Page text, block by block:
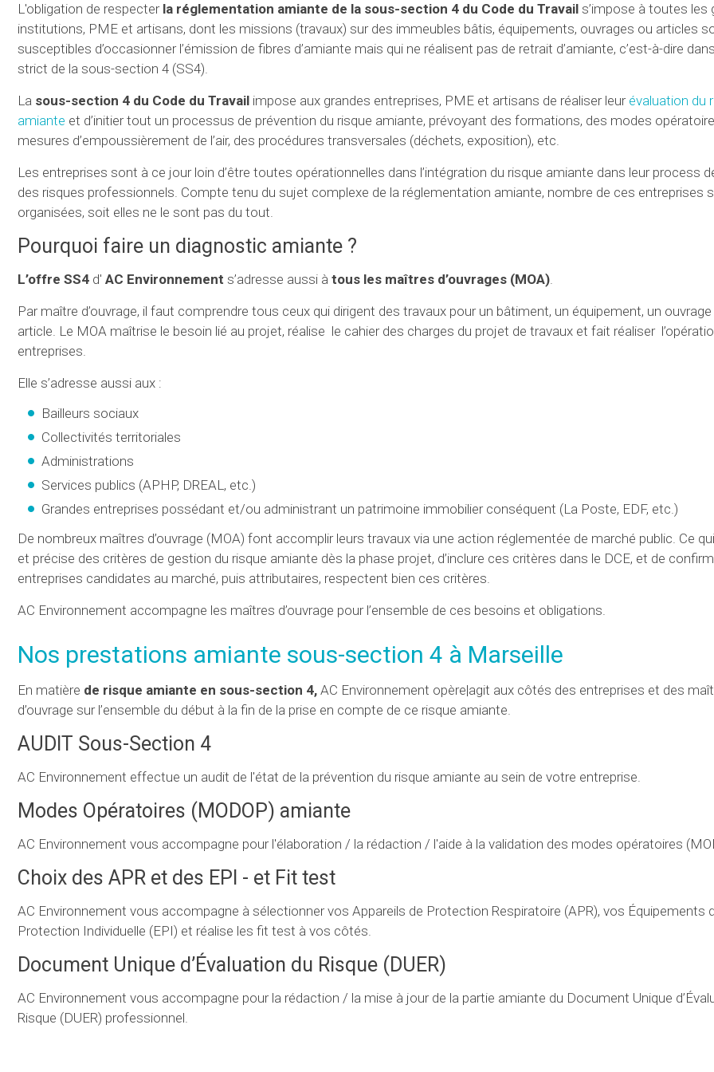
L'obligation de respecter la réglementation amiante de la sous-section 4 du Code du Travail s’impose à toutes les
institutions, PME et artisans, dont les missions (travaux) sur des immeubles bâtis, équipements, ouvrages ou articles
susceptibles d’occasionner l’émission de fibres d’amiante mais qui ne réalisent pas de retrait d’amiante, c’est-à-dire
strict de la sous-section 4 (SS4).
La sous-section 4 du Code du Travail impose aux grandes entreprises, PME et artisans de réaliser leur évaluation du
amiante et d’initier tout un processus de prévention du risque amiante, prévoyant des formations, des modes
mesures d’empoussièrement de l’air, des procédures transversales (déchets, exposition), etc.
Les entreprises sont à ce jour loin d’être toutes opérationnelles dans l’intégration du risque amiante dans leur process
des risques professionnels. Compte tenu du sujet complexe de la réglementation amiante, nombre de ces entreprises
organisées, soit elles ne le sont pas du tout.
Pourquoi faire un diagnostic amiante ?
L’offre SS4 d' AC Environnement s’adresse aussi à tous les maîtres d’ouvrages (MOA)
Par maître d’ouvrage, il faut comprendre tous ceux qui dirigent des travaux pour un bâtiment, un équipement, un
article. Le MOA maîtrise le besoin lié au projet, réalise le cahier des charges du projet de travaux et fait réaliser
entreprises.
Elle s’adresse aussi aux :
Bailleurs sociaux
Collectivités territoriales
Administrations
Services publics (APHP, DREAL, etc.)
Grandes entreprises possédant et/ou administrant un patrimoine immobilier conséquent (La Poste, EDF, etc.)
De nombreux maîtres d’ouvrage (MOA) font accomplir leurs travaux via une action réglementée de marché public. Ce
et précise des critères de gestion du risque amiante dès la phase projet, d’inclure ces critères dans le DCE, et de
entreprises candidates au marché, puis attributaires, respectent bien ces critères.
AC Environnement accompagne les maîtres d’ouvrage pour l’ensemble de ces besoins et obligations.
Nos prestations amiante sous-section 4 à Marseille
En matière de risque amiante en sous-section 4, AC Environnement opère|agit aux côtés des entreprises et des
d’ouvrage sur l’ensemble du début à la fin de la prise en compte de ce risque amiante.
AUDIT Sous-Section 4
AC Environnement effectue un audit de l'état de la prévention du risque amiante au sein de votre entreprise.
Modes Opératoires (MODOP) amiante
AC Environnement vous accompagne pour l'élaboration / la rédaction / l'aide à la validation des modes opératoires
Choix des APR et des EPI - et Fit test
AC Environnement vous accompagne à sélectionner vos Appareils de Protection Respiratoire (APR), vos Équipements
Protection Individuelle (EPI) et réalise les fit test à vos côtés.
Document Unique d’Évaluation du Risque (DUER)
AC Environnement vous accompagne pour la rédaction / la mise à jour de la partie amiante du Document Unique
Risque (DUER) professionnel.